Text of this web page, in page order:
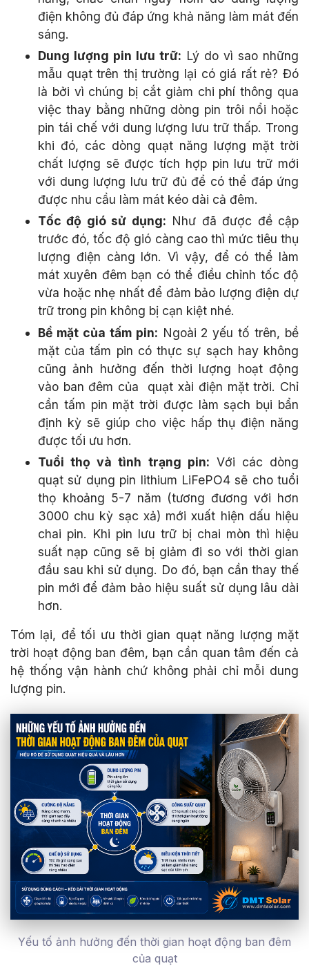
điện không đủ đáp ứng khả năng làm mát đến
sáng.
Dung lượng pin lưu trữ: Lý do vì sao những
mẫu quạt trên thị trường lại có giá rất rẻ? Đó
là bởi vì chúng bị cắt giảm chi phí thông qua
việc thay bằng những dòng pin trôi nổi hoặc
pin tái chế với dung lượng lưu trữ thấp. Trong
khi đó, các dòng quạt năng lượng mặt trời
chất lượng sẽ được tích hợp pin lưu trữ mới
với dung lượng lưu trữ đủ để có thể đáp ứng
được nhu cầu làm mát kéo dài cả đêm.
Tốc độ gió sử dụng: Như đã được đề cập
trước đó, tốc độ gió càng cao thì mức tiêu thụ
lượng điện càng lớn. Vì vậy, để có thể làm
mát xuyên đêm bạn có thể điều chỉnh tốc độ
vừa hoặc nhẹ nhất để đảm bảo lượng điện dự
trữ trong pin không bị cạn kiệt nhé.
Bề mặt của tấm pin: Ngoài 2 yếu tố trên, bề
mặt của tấm pin có thực sự sạch hay không
cũng ảnh hưởng đến thời lượng hoạt động
vào ban đêm của quạt xài điện mặt trời. Chỉ
cần tấm pin mặt trời được làm sạch bụi bẩn
định kỳ sẽ giúp cho việc hấp thụ điện năng
được tối ưu hơn.
Tuổi thọ và tình trạng pin: Với các dòng
quạt sử dụng pin lithium LiFePO4 sẽ cho tuổi
thọ khoảng 5-7 năm (tương đương với hơn
3000 chu kỳ sạc xả) mới xuất hiện dấu hiệu
chai pin. Khi pin lưu trữ bị chai mòn thì hiệu
suất nạp cũng sẽ bị giảm đi so với thời gian
đầu sau khi sử dụng. Do đó, bạn cần thay thế
pin mới để đảm bảo hiệu suất sử dụng lâu dài
hơn.
Tóm lại, để tối ưu thời gian quạt năng lượng mặt
trời hoạt động ban đêm, bạn cần quan tâm đến cả
hệ thống vận hành chứ không phải chỉ mỗi dung
lượng pin.
Yếu tố ảnh hưởng đến thời gian hoạt động ban đêm
của quạt